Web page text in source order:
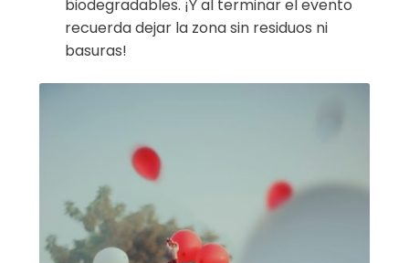
biodegradables. ¡Y al terminar el evento
recuerda dejar la zona sin residuos ni
basuras!